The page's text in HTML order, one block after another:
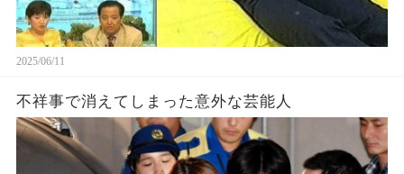
2025/06/11
不祥事で消えてしまった意外な芸能人